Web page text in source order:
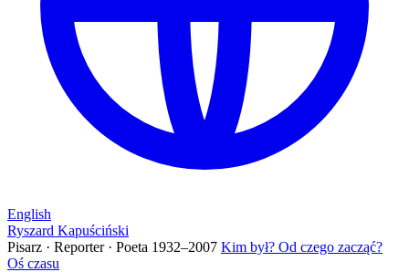
English
Ryszard Kapuściński
Pisarz · Reporter · Poeta 1932–2007 Kim był? Od czego zacząć?
Oś czasu